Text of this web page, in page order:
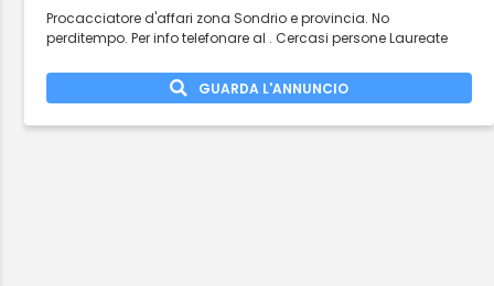
Procacciatore d'affari zona Sondrio e provincia. No
perditempo. Per info telefonare al . Cercasi persone Laureate
GUARDA L'ANNUNCIO